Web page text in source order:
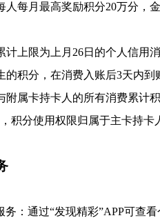
人每月最高奖励积分20万分，
计上限为上月26日的个人信用
的积分，在消费入账后3天内
附属卡持卡人的所有消费累计
积分使用权限归属于主卡持卡
：通过“发现精彩”APP可查